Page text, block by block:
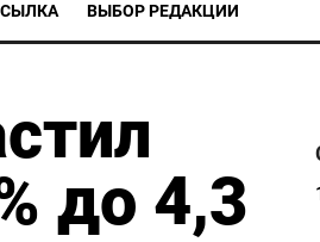
ВЫБОР РЕДАКЦИИ
до 4,3